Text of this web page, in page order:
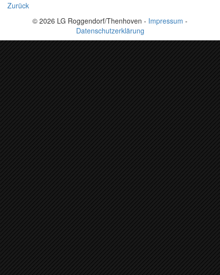
Zurück
© 2026 LG Roggendorf/Thenhoven - Impressum -
Datenschutzerklärung